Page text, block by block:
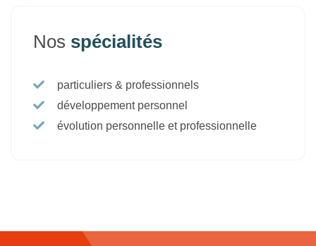
Nos spécialités
particuliers & professionnels
développement personnel
évolution personnelle et professionnelle